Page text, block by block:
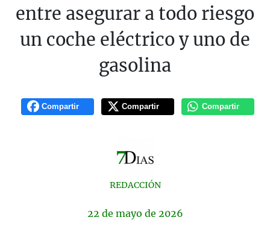
entre asegurar a todo riesgo
un coche eléctrico y uno de
gasolina
Compartir Compartir Compartir
REDACCIÓN
22 de mayo de 2026